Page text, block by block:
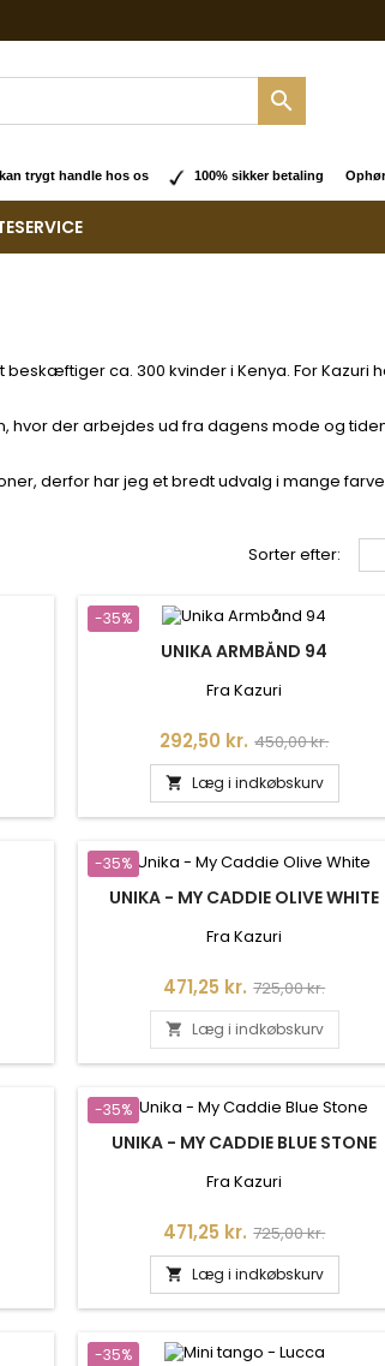

trygt handle hos os 100% sikker betaling
ca. 300 kvinder i Kenya. For
der arbejdes ud fra dagens mode og
derfor har jeg et bredt udvalg i mange
Sorter efter:
-35%
UNIKA ARMBÅND 94
Fra Kazuri
Pris
292,50 kr. Normalpris
450,00 kr.
 Læg i indkøbskurv
-35%
UNIKA - MY CADDIE OLIVE WHITE
Fra Kazuri
Pris
471,25 kr. Normalpris
725,00 kr.
 Læg i indkøbskurv
-35%
UNIKA - MY CADDIE BLUE STONE
Fra Kazuri
Pris
471,25 kr. Normalpris
725,00 kr.
 Læg i indkøbskurv
-35%